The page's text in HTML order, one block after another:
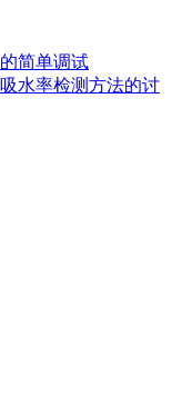
简单调试
水率检测方法的讨